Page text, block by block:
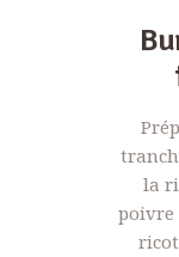
la
poivre